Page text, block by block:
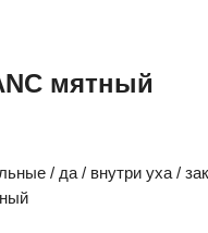
мятный
/ да / внутри уха /